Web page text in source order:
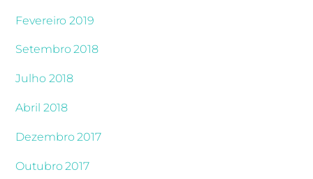
Fevereiro 2019
Setembro 2018
Julho 2018
Abril 2018
Dezembro 2017
Outubro 2017